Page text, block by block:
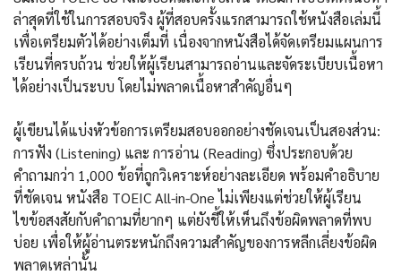
ล่าสุดที่ใช้ในการสอบจริง ผู้ที่สอบครั้งแรกสามารถใช้หนังสือเล่มนี้
เพื่อเตรียมตัวได้อย่างเต็มที่ เนื่องจากหนังสือได้จัดเตรียมแผนการ
เรียนที่ครบถ้วน ช่วยให้ผู้เรียนสามารถอ่านและจัดระเบียบเนื้อหา
ได้อย่างเป็นระบบ โดยไม่พลาดเนื้อหาสำคัญอื่นๆ
ผู้เขียนได้แบ่งหัวข้อการเตรียมสอบออกอย่างชัดเจนเป็นสองส่วน:
การฟัง (Listening) และ การอ่าน (Reading) ซึ่งประกอบด้วย
คำถามกว่า 1,000 ข้อที่ถูกวิเคราะห์อย่างละเอียด พร้อมคำอธิบาย
ที่ชัดเจน หนังสือ TOEIC All-in-One ไม่เพียงแต่ช่วยให้ผู้เรียน
ไขข้อสงสัยกับคำถามที่ยากๆ แต่ยังชี้ให้เห็นถึงข้อผิดพลาดที่พบ
บ่อย เพื่อให้ผู้อ่านตระหนักถึงความสำคัญของการหลีกเลี่ยงข้อผิด
พลาดเหล่านั้น